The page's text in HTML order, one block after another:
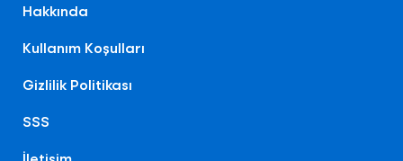
Hakkında
Kullanım Koşulları
Gizlilik Politikası
SSS